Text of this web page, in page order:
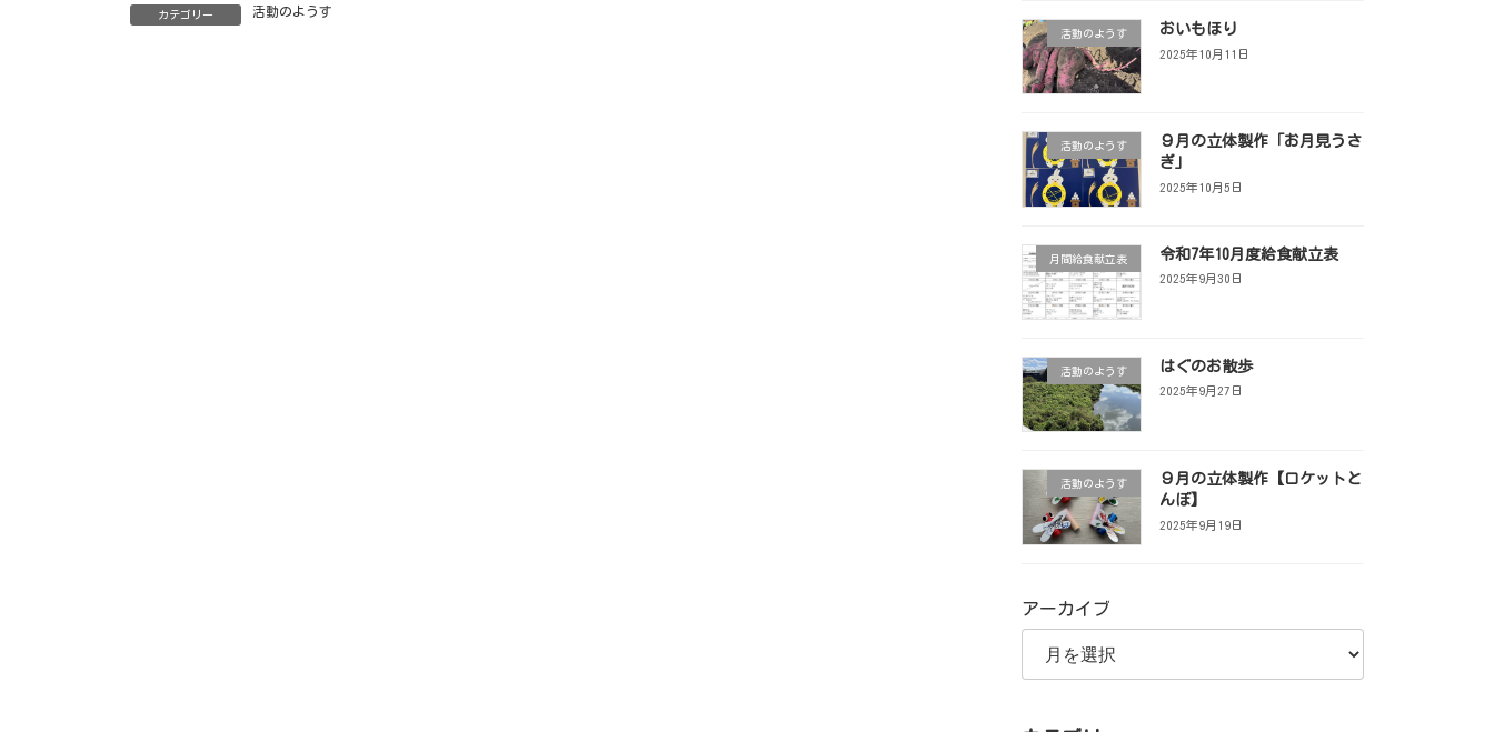
カテゴリー 活動のようす
活動のようす おいもほり
2025年10月11日
活動のようす
９月の立体製作「お月見うさ
ぎ」
2025年10月5日
月間給食献立表 令和7年10月度給食献立表
2025年9月30日
活動のようす はぐのお散歩
2025年9月27日
活動のようす
９月の立体製作【ロケットと
んぼ】
2025年9月19日
アーカイブ